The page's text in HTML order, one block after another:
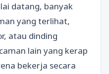
datang, banyak
yang terlihat,
atau dinding
lain yang kerap
bekerja secara